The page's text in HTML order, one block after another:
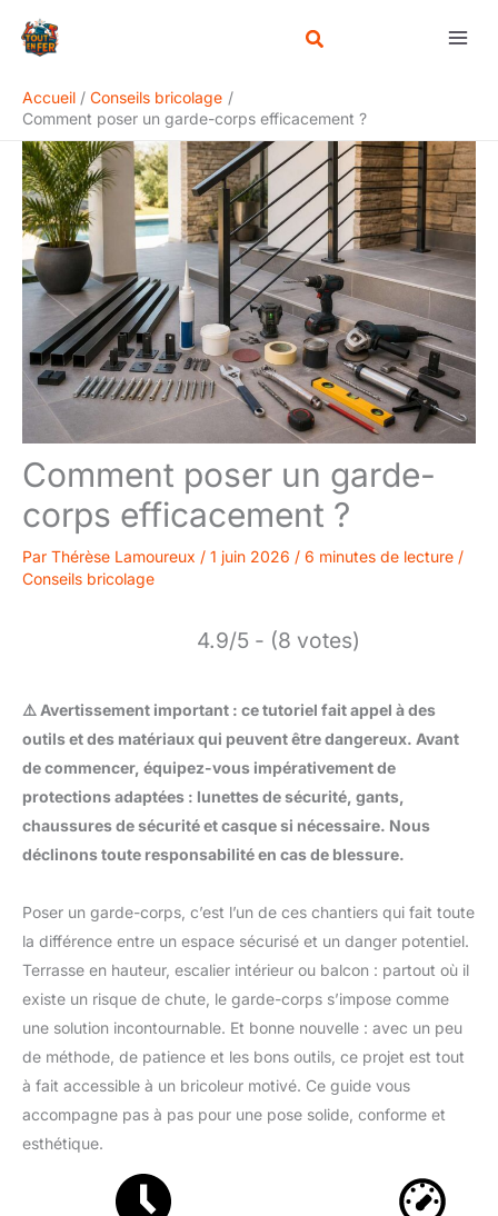
Accueil
Conseils bricolage
Comment poser un garde-corps efficacement ?
Comment poser un garde-
corps efficacement ?
Par Thérèse Lamoureux / 1 juin 2026 / 6 minutes de lecture /
Conseils bricolage
4.9/5 - (8 votes)
⚠️ Avertissement important : ce tutoriel fait appel à des
outils et des matériaux qui peuvent être dangereux. Avant
de commencer, équipez-vous impérativement de
protections adaptées : lunettes de sécurité, gants,
chaussures de sécurité et casque si nécessaire. Nous
déclinons toute responsabilité en cas de blessure.
Poser un garde-corps, c’est l’un de ces chantiers qui fait toute
la différence entre un espace sécurisé et un danger potentiel.
Terrasse en hauteur, escalier intérieur ou balcon : partout où il
existe un risque de chute, le garde-corps s’impose comme
une solution incontournable. Et bonne nouvelle : avec un peu
de méthode, de patience et les bons outils, ce projet est tout
à fait accessible à un bricoleur motivé. Ce guide vous
accompagne pas à pas pour une pose solide, conforme et
esthétique.